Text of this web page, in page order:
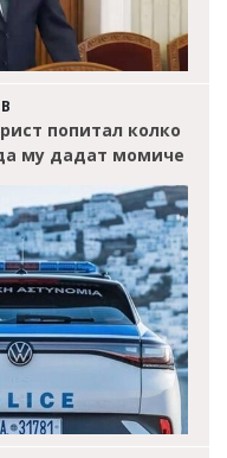
попитал колко
му дадат момиче